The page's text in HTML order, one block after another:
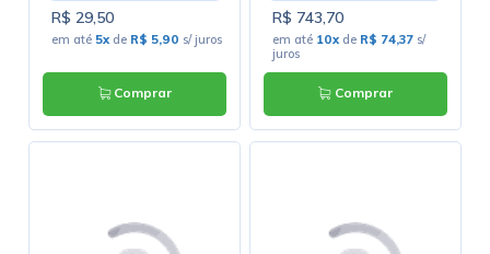
R$ 29,50
em até 5x de R$ 5,90 s/ juros
Comprar
R$ 743,70
em até 10x de R$ 74,37 s/
juros
Comprar